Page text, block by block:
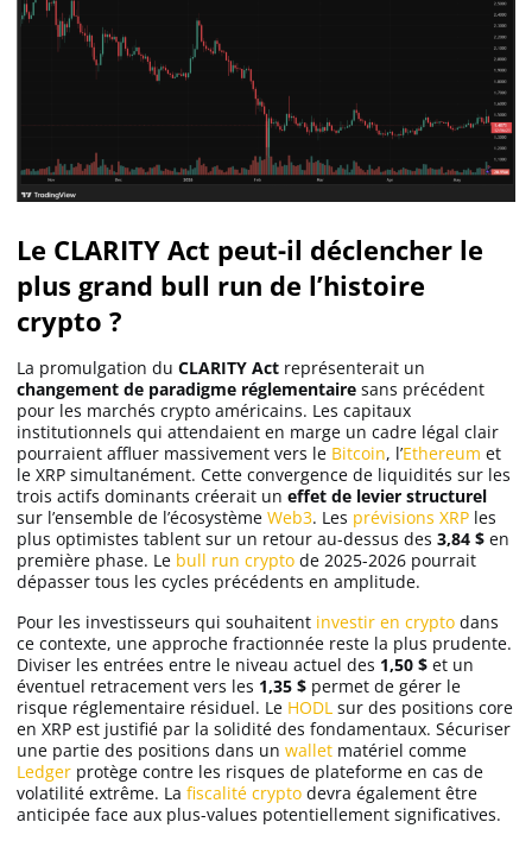
Le CLARITY Act peut-il déclencher le
plus grand bull run de l’histoire
crypto ?
La promulgation du CLARITY Act représenterait un
changement de paradigme réglementaire sans précédent
pour les marchés crypto américains. Les capitaux
institutionnels qui attendaient en marge un cadre légal clair
pourraient affluer massivement vers le Bitcoin, l’Ethereum et
le XRP simultanément. Cette convergence de liquidités sur les
trois actifs dominants créerait un effet de levier structurel
sur l’ensemble de l’écosystème Web3. Les prévisions XRP les
plus optimistes tablent sur un retour au-dessus des 3,84 $ en
première phase. Le bull run crypto de 2025-2026 pourrait
dépasser tous les cycles précédents en amplitude.
Pour les investisseurs qui souhaitent investir en crypto dans
ce contexte, une approche fractionnée reste la plus prudente.
Diviser les entrées entre le niveau actuel des 1,50 $ et un
éventuel retracement vers les 1,35 $ permet de gérer le
risque réglementaire résiduel. Le HODL sur des positions core
en XRP est justifié par la solidité des fondamentaux. Sécuriser
une partie des positions dans un wallet matériel comme
Ledger protège contre les risques de plateforme en cas de
volatilité extrême. La fiscalité crypto devra également être
anticipée face aux plus-values potentiellement significatives.